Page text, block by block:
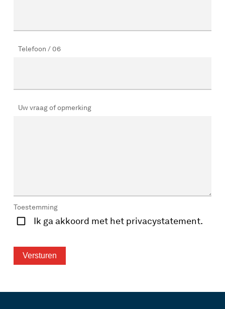
Telefoon / 06
Uw vraag of opmerking
Toestemming
Ik ga akkoord met het privacystatement.